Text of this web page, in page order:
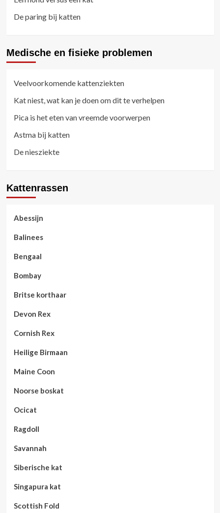
De paring bij katten
Medische en fisieke problemen
Veelvoorkomende kattenziekten
Kat niest, wat kan je doen om dit te verhelpen
Pica is het eten van vreemde voorwerpen
Astma bij katten
De niesziekte
Kattenrassen
Abessijn
Balinees
Bengaal
Bombay
Britse korthaar
Devon Rex
Cornish Rex
Heilige Birmaan
Maine Coon
Noorse boskat
Ocicat
Ragdoll
Savannah
Siberische kat
Singapura kat
Scottish Fold